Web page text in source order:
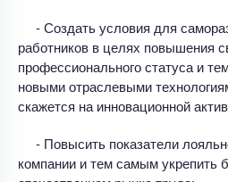
- Создать условия для
работников в целях повышения
профессионального статуса и
новыми отраслевыми
скажется на инновационной
- Повысить показатели
компании и тем самым укрепить